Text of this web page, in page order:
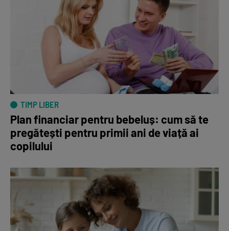
TIMP LIBER
Plan financiar pentru bebeluș: cum să te
pregătești pentru primii ani de viață ai
copilului